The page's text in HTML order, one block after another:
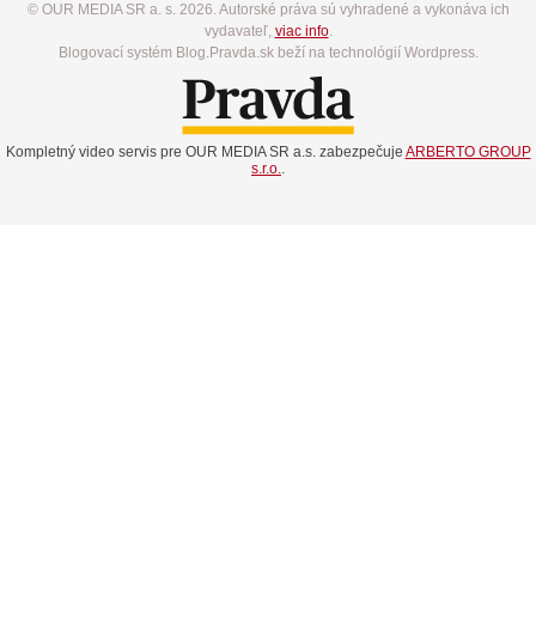
© OUR MEDIA SR a. s. 2026. Autorské práva sú vyhradené a vykonáva ich
vydavateľ, viac info.
Blogovací systém Blog.Pravda.sk beží na technológií Wordpress.
Kompletný video servis pre OUR MEDIA SR a.s. zabezpečuje ARBERTO GROUP
s.r.o..